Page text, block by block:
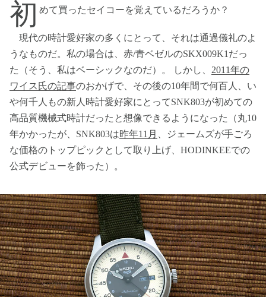
初 めて買ったセイコーを覚えているだろうか？
現代の時計愛好家の多くにとって、それは通過儀礼のよ
うなものだ。私の場合は、赤/青ベゼルのSKX009K1だっ
た（そう、私はベーシックなのだ）。 しかし、 2011年の
ワイス氏の記事のおかげで、その後の10年間で何百人、い
や何千人もの新人時計愛好家にとってSNK803が初めての
高品質機械式時計だったと想像できるようになった（丸10
年かかったが、SNK803は昨年11月
、ジェームズが手ごろ
な価格のトップピックとして取り上げ、HODINKEEでの
公式デビューを飾った）。